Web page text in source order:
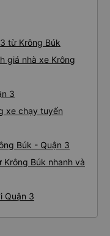
từ Krông Búk
giá nhà xe Krông
3
xe chạy tuyến
Búk - Quận 3
Búk nhanh và
Quận 3